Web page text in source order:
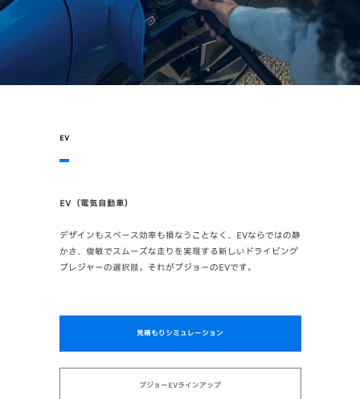
EV（電気自動車）
デザインもスペース効率も損なうことなく、EVならではの静
かさ、俊敏でスムーズな走りを実現する新しいドライビング
プレジャーの選択肢。それがプジョーのEVです。
見積もりシミュレーション
プジョーEVラインアップ
EV